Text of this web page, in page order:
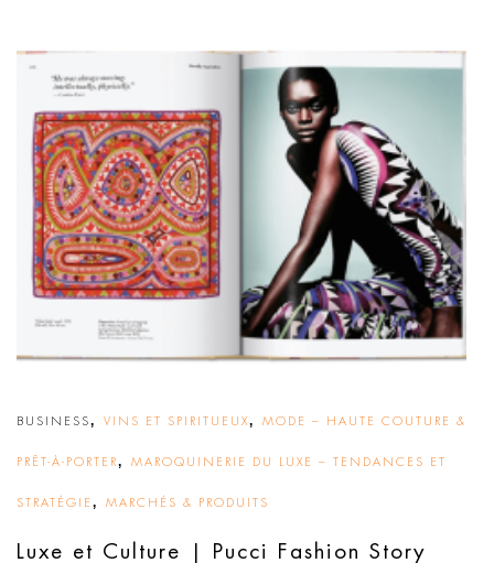
BUSINESS, VINS ET SPIRITUEUX, MODE – HAUTE COUTURE &
PRÊT-À-PORTER, MAROQUINERIE DU LUXE – TENDANCES ET
STRATÉGIE , MARCHÉS & PRODUITS
Luxe et Culture | Pucci Fashion Story